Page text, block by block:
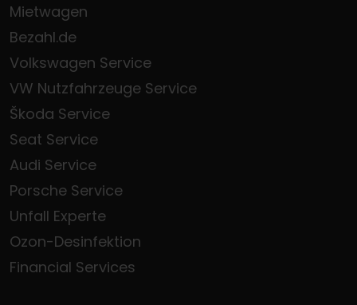
Mietwagen
Bezahl.de
Volkswagen Service
VW Nutzfahrzeuge Service
Škoda Service
Seat Service
Audi Service
Porsche Service
Unfall Experte
Ozon-Desinfektion
Financial Services